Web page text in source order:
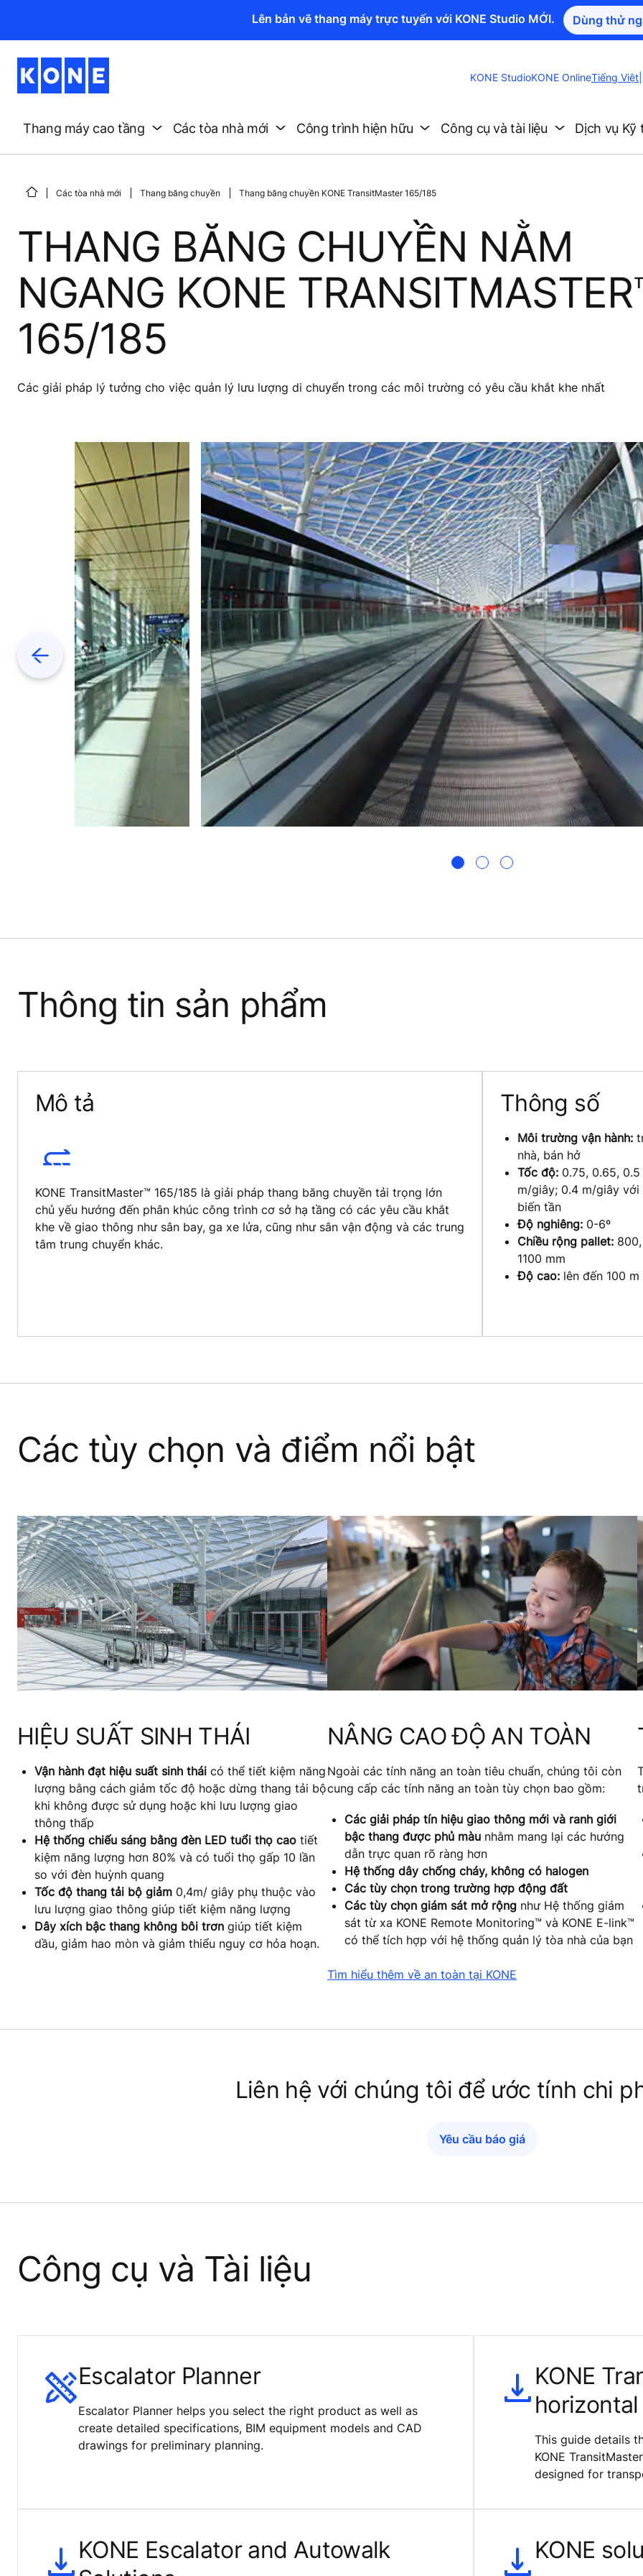
Lên bản vẽ thang máy trực tuyến với KONE Studio MỚI. Dùng thử
KONE StudioKONE OnlineChange
Tiếng Việt
Thang máy cao tầng Các tòa nhà mới Công trình hiện hữu Công cụ và tài liệu Dịch vụ Kỹ
Các tòa nhà mới Thang băng chuyền Thang băng chuyền KONE TransitMaster 165/185
THANG BĂNG CHUYỀN NẰM
NGANG KONE
165/185
Các giải pháp lý tưởng cho việc quản lý lưu lượng di chuyển trong các môi trường có yêu cầu khắt khe nhất
Previous
Thông tin sản phẩm
Mô tả
KONE TransitMaster™ 165/185 là giải pháp thang băng chuyền tải trọng lớn
chủ yếu hướng đến phân khúc công trình cơ sở hạ tầng có các yêu cầu khắt
khe về giao thông như sân bay, ga xe lửa, cũng như sân vận động và các trung
tâm trung chuyển khác.
Thông số
Môi trường vận hành:
nhà, bán hở
Tốc độ: 0.75, 0.65, 0.5
m/giây; 0.4 m/giây với
biến tần
Độ nghiêng: 0-6º
Chiều rộng pallet:
1100 mm
Độ cao: lên đến 100 m
Các tùy chọn và điểm nổi bật
HIỆU SUẤT SINH THÁI
Vận hành đạt hiệu suất sinh thái có thể tiết kiệm năng
lượng bằng cách giảm tốc độ hoặc dừng thang tải bộ
khi không được sử dụng hoặc khi lưu lượng giao
thông thấp
Hệ thống chiếu sáng bằng đèn LED tuổi thọ cao tiết
kiệm năng lượng hơn 80% và có tuổi thọ gấp 10 lần
so với đèn huỳnh quang
Tốc độ thang tải bộ giảm 0,4m/ giây phụ thuộc vào
lưu lượng giao thông giúp tiết kiệm năng lượng
Dây xích bậc thang không bôi trơn giúp tiết kiệm
dầu, giảm hao mòn và giảm thiểu nguy cơ hỏa hoạn.
NÂNG CAO ĐỘ AN TOÀN
Ngoài các tính năng an toàn tiêu chuẩn, chúng tôi còn
cung cấp các tính năng an toàn tùy chọn bao gồm:
Các giải pháp tín hiệu giao thông mới và ranh giới
bậc thang được phủ màu nhằm mang lại các hướng
dẫn trực quan rõ ràng hơn
Hệ thống dây chống cháy, không có halogen
Các tùy chọn trong trường hợp động đất
Các tùy chọn giám sát mở rộng như Hệ thống giám
sát từ xa KONE Remote Monitoring™ và KONE E-link™
có thể tích hợp với hệ thống quản lý tòa nhà của bạn
Tìm hiểu thêm về an toàn tại KONE
Liên hệ với chúng tôi để ước tính chi
Yêu cầu báo giá
Công cụ và Tài liệu
Escalator Planner
Escalator Planner helps you select the right product as well as
create detailed specifications, BIM equipment models and CAD
drawings for preliminary planning.
KONE
This guide details
KONE
designed for
KONE Escalator and Autowalk
KONE